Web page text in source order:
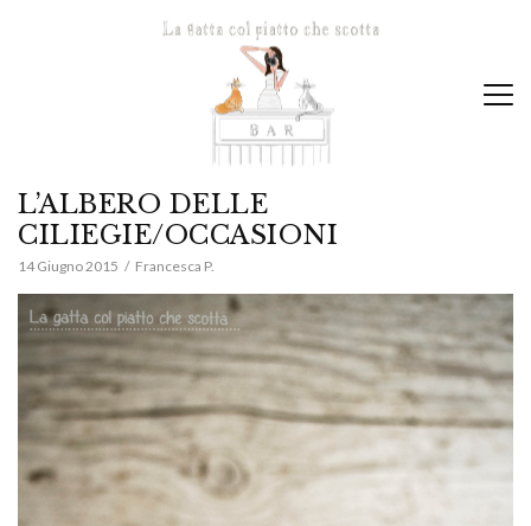
L’ALBERO DELLE
CILIEGIE/OCCASIONI
14 Giugno 2015 Francesca P.